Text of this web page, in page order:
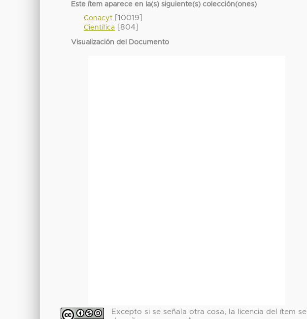
Este ítem aparece en la(s) siguiente(s) colección(ones)
Conacyt [10019]
Científica [804]
Visualización del Documento
Excepto si se señala otra cosa, la licencia del ítem se